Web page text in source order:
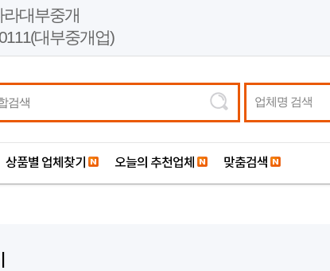
대부중개
대부중개업)
업체명 검색
상품별 업체찾기 오늘의 추천업체 맞춤검색